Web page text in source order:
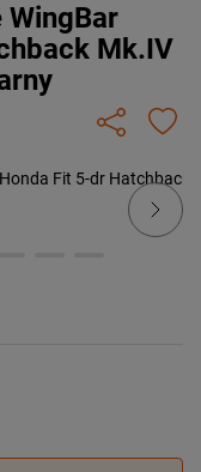
WingBar
Mk.IV
Next